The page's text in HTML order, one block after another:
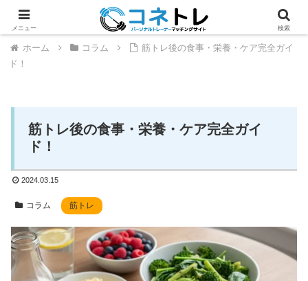
ホーム コラム
筋トレ後の食事・栄養・ケア完全ガイ
ド！
筋トレ後の食事・栄養・ケア完全ガイ
ド！
2024.03.15
コラム 筋トレ
メニュー 検索